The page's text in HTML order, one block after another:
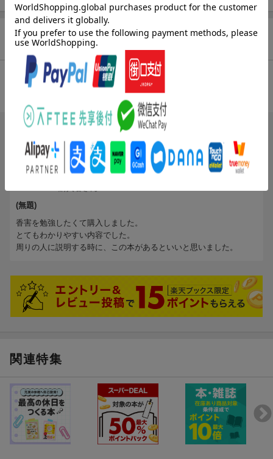
1アロマデフューザー、よい香りが作業効率を高める？/2香りつき
製品からホルモンかく乱物質/3有名ブランドの香水からも環境ホ
ルモン/4香料のもうひとつの危険性？「光毒性」/5香りつき製品に
使われる物質の約半分は人体に有害/625の香りつき製品から133種
類の有害物質/7香りつき製品による健康影響ー海外の研究論文/8天
然、オーガニックだから安全？9アロマにも、ちょっと注意を10消
毒剤の多用で慢性閉塞性肺炎のリスク上昇
コラム1 嗅覚はいのちの危険を知らせる生命維持の要/コラム2 香
害は第2の“受動喫煙”/コラム3 誰でも香害被害者になる
4 海外の香害対策と日本
1より安全な選択としてフレグランスフリー製品を推奨/2フレグラ
ンス・フリー・ポリシー（香り製品自粛の方針）/3アメリカ 学
要求/5アメリカでは、7種類のフレイバー（食品香料）使用禁止/6
国内の香害対策、進む地方議会の動き（香料自粛の呼びかけを行
っている都道府県および市町村・区）
7香りつき製品、有害物質の規制は？/8薬機法（旧薬事法）の規制
対象外
新たな空気公害 「香害」から家族を守るために
商品レビュー（2件）
総合評価：
条件に満たないため、評価は表示できません。
ブックスのレビュー（1件）
投稿日：2020年10月06日
評価： 5
(無題)
香害を勉強したくて購入しました。
とてもわかりやすい内容でした。
周りの人に説明する時に、この本があるといいと思いました。
関連特集